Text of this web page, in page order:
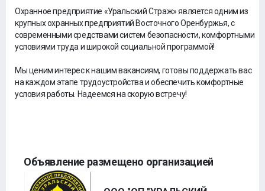
Охранное предприятие «Уральский Страж» является одним из
крупных охранных предприятий Восточного Оренбуржья, с
современными средствами систем безопасности, комфортными
условиями труда и широкой социальной программой!
Мы ценим интерес к нашим вакансиям, готовы поддержать вас
на каждом этапе трудоустройства и обеспечить комфортные
условия работы. Надеемся на скорую встречу!
Объявление размещено организацией